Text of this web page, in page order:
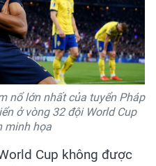
nổ lớn nhất của tuyển Pháp
ở vòng 32 đội World Cup
minh họa
Cup không được